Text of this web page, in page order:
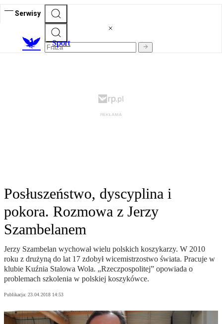
Serwisy
Sport
Posłuszeństwo, dyscyplina i
pokora. Rozmowa z Jerzy
Szambelanem
Jerzy Szambelan wychował wielu polskich koszykarzy. W 2010
roku z drużyną do lat 17 zdobył wicemistrzostwo świata. Pracuje w
klubie Kuźnia Stalowa Wola. „Rzeczpospolitej” opowiada o
problemach szkolenia w polskiej koszykówce.
Publikacja: 23.04.2018 14:53